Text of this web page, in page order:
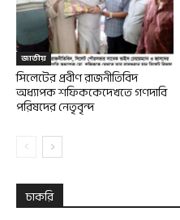
জাতীয়
সিলেটের প্রবীণ রাজনীতিবিদ
অধ্যাপক শফিককেদেখতে গণদাবি
পরিষদের নেতৃবৃন্দ
চাকরি